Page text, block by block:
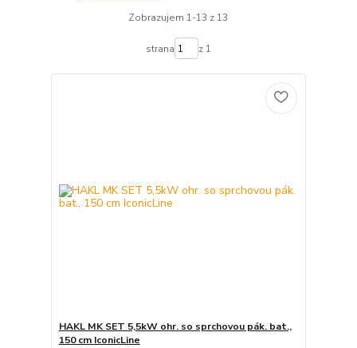
Zobrazujem 1-13 z 13
strana z 1
HAKL MK SET 5,5kW ohr. so sprchovou pák. bat.,
150 cm IconicLine